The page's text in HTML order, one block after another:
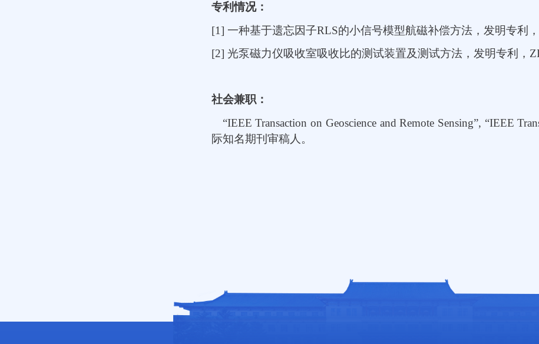
专利情况：
[1] 一种基于遗忘因子RLS的小信号模型航磁补偿方法，发明专利，
[2] 光泵磁力仪吸收室吸收比的测试装置及测试方法，发明专利，
社会兼职：
“IEEE Transaction on Geoscience and Remote Sensing”, “IEEE
际知名期刊审稿人。